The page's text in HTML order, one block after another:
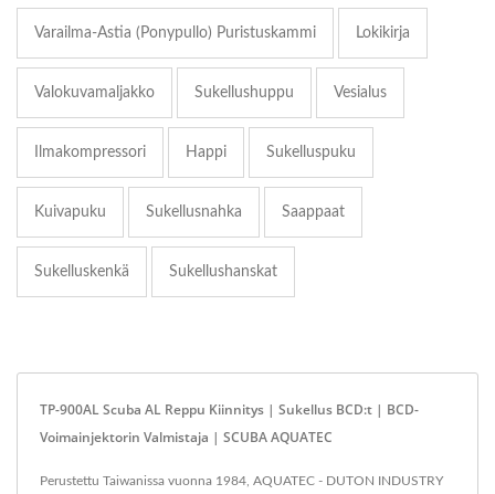
Varailma-Astia (ponypullo) Puristuskammi Lokikirja
Valokuvamaljakko Sukellushuppu Vesialus
Ilmakompressori Happi Sukelluspuku
Kuivapuku Sukellusnahka Saappaat
Sukelluskenkä Sukellushanskat
TP-900AL Scuba AL Reppu Kiinnitys | Sukellus BCD:t | BCD-
Voimainjektorin Valmistaja | SCUBA AQUATEC
Perustettu Taiwanissa vuonna 1984, AQUATEC - DUTON INDUSTRY